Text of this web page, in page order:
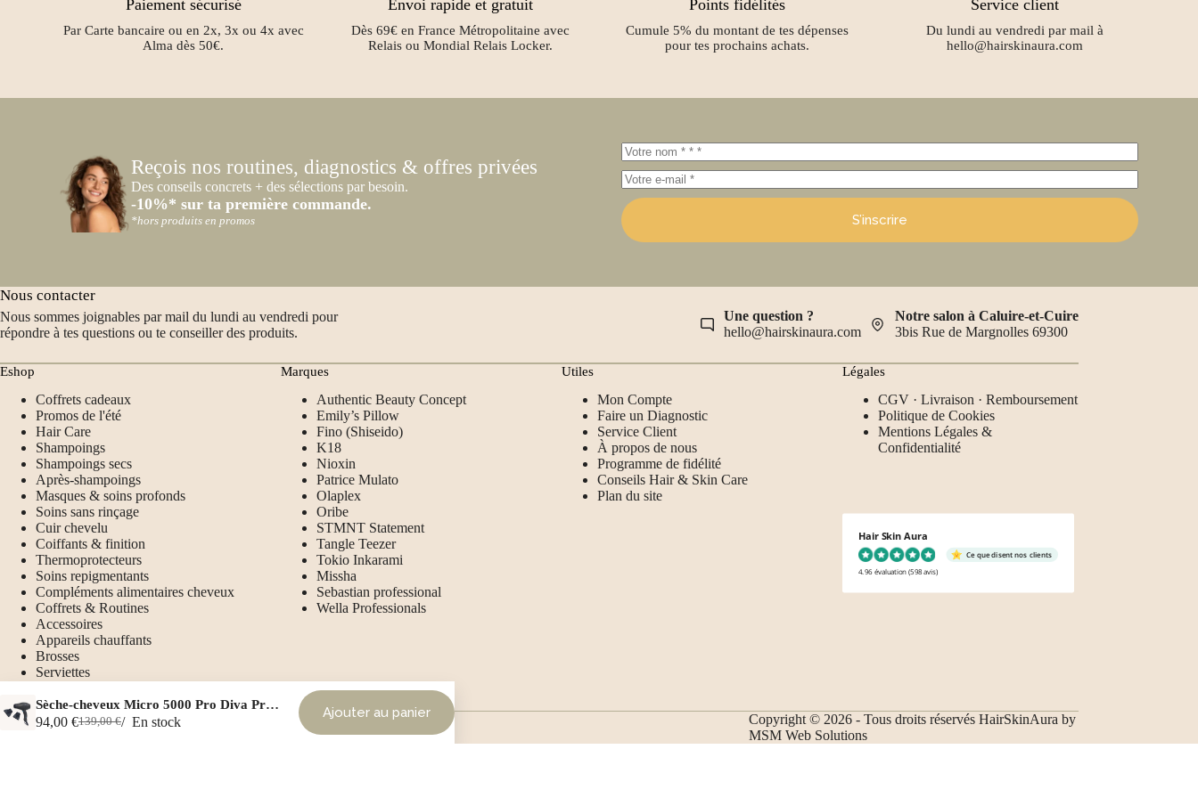
Paiement sécurisé
Par Carte bancaire ou en 2x, 3x ou 4x avec
Alma dès 50€.
Envoi rapide et gratuit
Dès 69€ en France Métropolitaine avec
Relais ou Mondial Relais Locker.
Points fidélités
Cumule 5% du montant de tes dépenses
pour tes prochains achats.
Service client
Du lundi au vendredi par mail à
hello@hairskinaura.com
Reçois nos routines, diagnostics & offres privées
Des conseils concrets + des sélections par besoin.
-10%* sur ta première commande.
*hors produits en promos S’inscrire
Nous contacter
Nous sommes joignables par mail du lundi au vendredi pour
répondre à tes questions ou te conseiller des produits.
Une question ?
hello@hairskinaura.com
Notre salon à Caluire-et-Cuire
3bis Rue de Margnolles 69300
Eshop
Coffrets cadeaux
Promos de l'été
Hair Care
Shampoings
Shampoings secs
Après-shampoings
Masques & soins profonds
Soins sans rinçage
Cuir chevelu
Coiffants & finition
Thermoprotecteurs
Soins repigmentants
Compléments alimentaires cheveux
Coffrets & Routines
Accessoires
Appareils chauffants
Brosses
Serviettes
Marques
Authentic Beauty Concept
Emily’s Pillow
Fino (Shiseido)
K18
Nioxin
Patrice Mulato
Olaplex
Oribe
STMNT Statement
Tangle Teezer
Tokio Inkarami
Missha
Sebastian professional
Wella Professionals
Utiles
Mon Compte
Faire un Diagnostic
Service Client
À propos de nous
Programme de fidélité
Conseils Hair & Skin Care
Plan du site
Légales
CGV · Livraison · Remboursement
Politique de Cookies
Mentions Légales &
Confidentialité
Hair Skin Aura
Ce que disent nos clients
4.96 évaluation (598 avis)
Copyright © 2026 - Tous droits réservés HairSkinAura by
MSM Web Solutions
Sèche-cheveux Micro 5000 Pro Diva Pro Styling
139,00€
Le
94,00 €
Le
En stock
Ajouter au panier